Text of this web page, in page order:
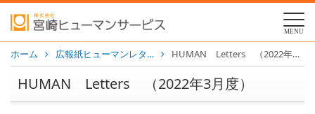
MENU
ホーム 広報紙ヒューマンレタ… HUMAN Letters （2022年3月度）
HUMAN Letters （2022年3月度）